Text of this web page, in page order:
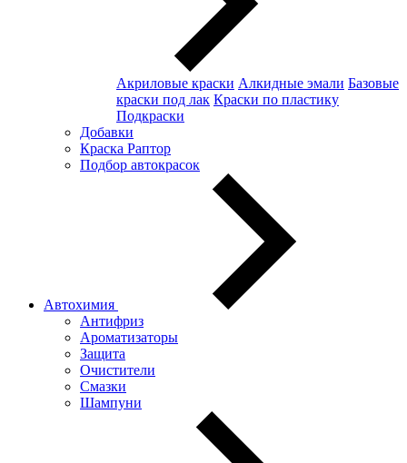
Акриловые краски Алкидные эмали Базовые
краски под лак Краски по пластику
Подкраски
Добавки
Краска Раптор
Подбор автокрасок
Автохимия
Антифриз
Ароматизаторы
Защита
Очистители
Смазки
Шампуни